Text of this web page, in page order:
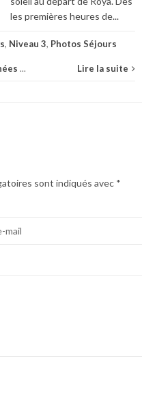
les premières heures de...
, Niveau 3, Photos Séjours
... Lire la suite
sont indiqués avec *